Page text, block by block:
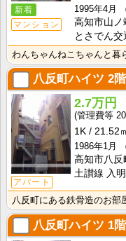
新着
マンション
1995年4月
高知市山ノ
とさでん
八反町ハイツ 2
アパート
2.7万円
1K
21.52
1986年1月
高知市八反
土讃線 入
八反町ハイツ 1